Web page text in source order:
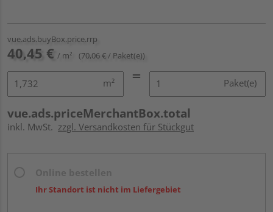
vue.ads.buyBox.price.rrp
40,45 € / m² (70,06 € / Paket(e))
m² Paket(e)
vue.ads.priceMerchantBox.total
inkl. MwSt. zzgl. Versandkosten für Stückgut
Ihr Standort ist nicht im Liefergebiet